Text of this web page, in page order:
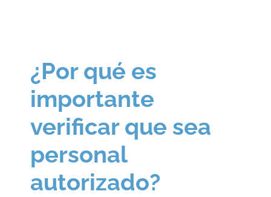
¿Por qué es
importante
verificar que sea
personal
autorizado?